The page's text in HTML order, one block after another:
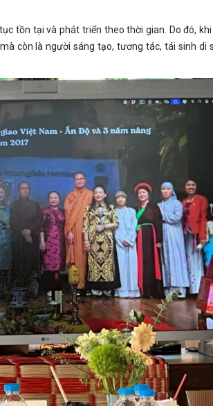
tồn tại và phát triển theo thời gian. Do đó,
còn là người sáng tạo, tương tác, tái sinh di